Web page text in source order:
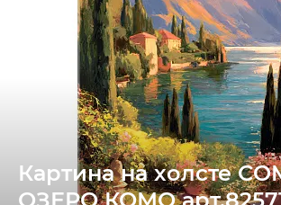
Картина на холсте
ОЗЕРО КОМО